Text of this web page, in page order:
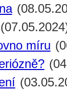
míru